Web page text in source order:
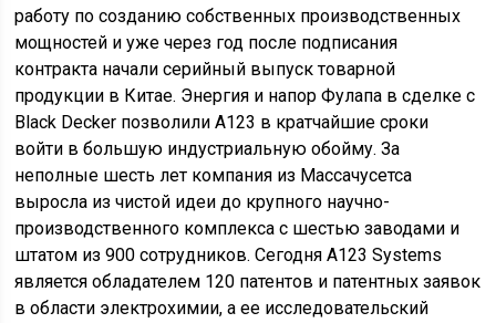
работу по созданию собственных производственных
мощностей и уже через год после подписания
контракта начали серийный выпуск товарной
продукции в Китае. Энергия и напор Фулапа в сделке с
Black Decker позволили A123 в кратчайшие сроки
войти в большую индустриальную обойму. За
неполные шесть лет компания из Массачусетса
выросла из чистой идеи до крупного научно-
производственного комплекса с шестью заводами и
штатом из 900 сотрудников. Сегодня A123 Systems
является обладателем 120 патентов и патентных заявок
в области электрохимии, а ее исследовательский